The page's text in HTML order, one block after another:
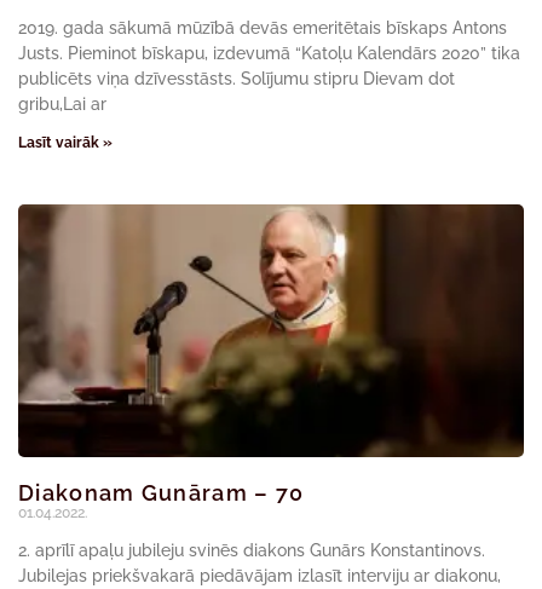
2019. gada sākumā mūzībā devās emeritētais bīskaps Antons
Justs. Pieminot bīskapu, izdevumā “Katoļu Kalendārs 2020” tika
publicēts viņa dzīvesstāsts. Solījumu stipru Dievam dot
gribu,Lai ar
Lasīt vairāk »
Diakonam Gunāram – 70
01.04.2022.
2. aprīlī apaļu jubileju svinēs diakons Gunārs Konstantinovs.
Jubilejas priekšvakarā piedāvājam izlasīt interviju ar diakonu,